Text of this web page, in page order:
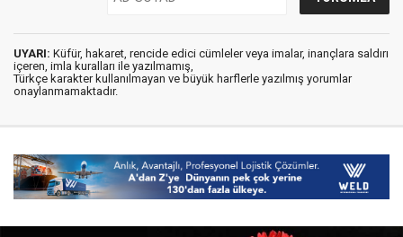
UYARI: Küfür, hakaret, rencide edici cümleler veya imalar, inançlara saldırı
içeren, imla kuralları ile yazılmamış,
Türkçe karakter kullanılmayan ve büyük harflerle yazılmış yorumlar
onaylanmamaktadır.